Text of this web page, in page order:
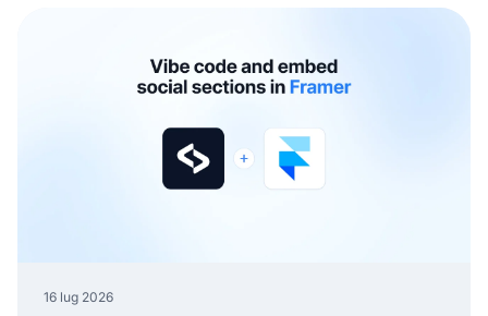
16 lug 2026